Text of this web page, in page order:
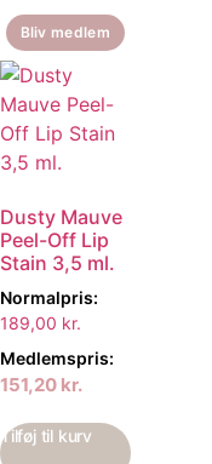
Bliv medlem
Dusty Mauve
Peel-Off Lip
Stain 3,5 ml.
Normalpris:
189,00 kr.
Medlemspris:
151,20 kr.
Tilføj til kurv